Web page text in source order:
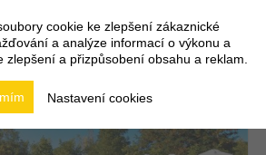
cookie ke zlepšení zákaznické
a analýze informací o výkonu a
zlepšení a přizpůsobení obsahu a reklam.
Nastavení cookies